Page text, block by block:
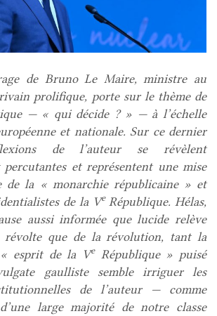
de Bruno Le Maire, ministre au
prolifique, porte sur le thème de
— « qui décide ? » — à l’échelle
et nationale. Sur ce dernier
de l’auteur se révèlent
et représentent une mise
de la « monarchie républicaine » et
de la VeRépublique. Hélas,
aussi informée que lucide relève
révolte que de la révolution, tant la
« esprit de la VeRépublique » puisé
gaulliste semble irriguer les
de l’auteur — comme
large majorité de notre classe